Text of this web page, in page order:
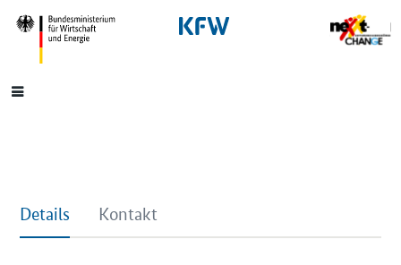
SrOnlyNavigation
Hauptmenü
Details Kontakt